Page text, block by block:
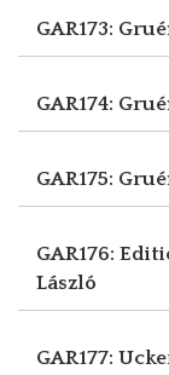
GAR173:
GAR174:
GAR175:
GAR176:
László
GAR177: